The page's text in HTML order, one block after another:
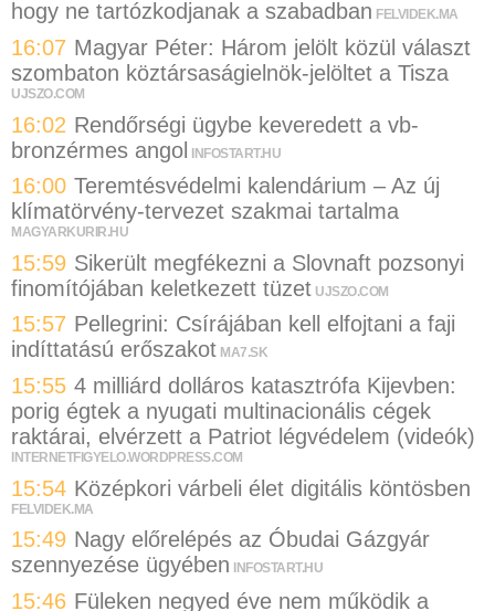
hogy ne tartózkodjanak a szabadban FELVIDEK.MA
16:07 Magyar Péter: Három jelölt közül választ
szombaton köztársaságielnök-jelöltet a Tisza
UJSZO.COM
16:02 Rendőrségi ügybe keveredett a vb-
bronzérmes angol INFOSTART.HU
16:00 Teremtésvédelmi kalendárium – Az új
klímatörvény-tervezet szakmai tartalma
MAGYARKURIR.HU
15:59 Sikerült megfékezni a Slovnaft pozsonyi
finomítójában keletkezett tüzet UJSZO.COM
15:57 Pellegrini: Csírájában kell elfojtani a faji
indíttatású erőszakot MA7.SK
15:55 4 milliárd dolláros katasztrófa Kijevben:
porig égtek a nyugati multinacionális cégek
raktárai, elvérzett a Patriot légvédelem (videók)
INTERNETFIGYELO.WORDPRESS.COM
15:54 Középkori várbeli élet digitális köntösben
FELVIDEK.MA
15:49 Nagy előrelépés az Óbudai Gázgyár
szennyezése ügyében
INFOSTART.HU
15:46 Füleken negyed éve nem működik a